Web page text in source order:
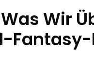
Wir
Fantasy-